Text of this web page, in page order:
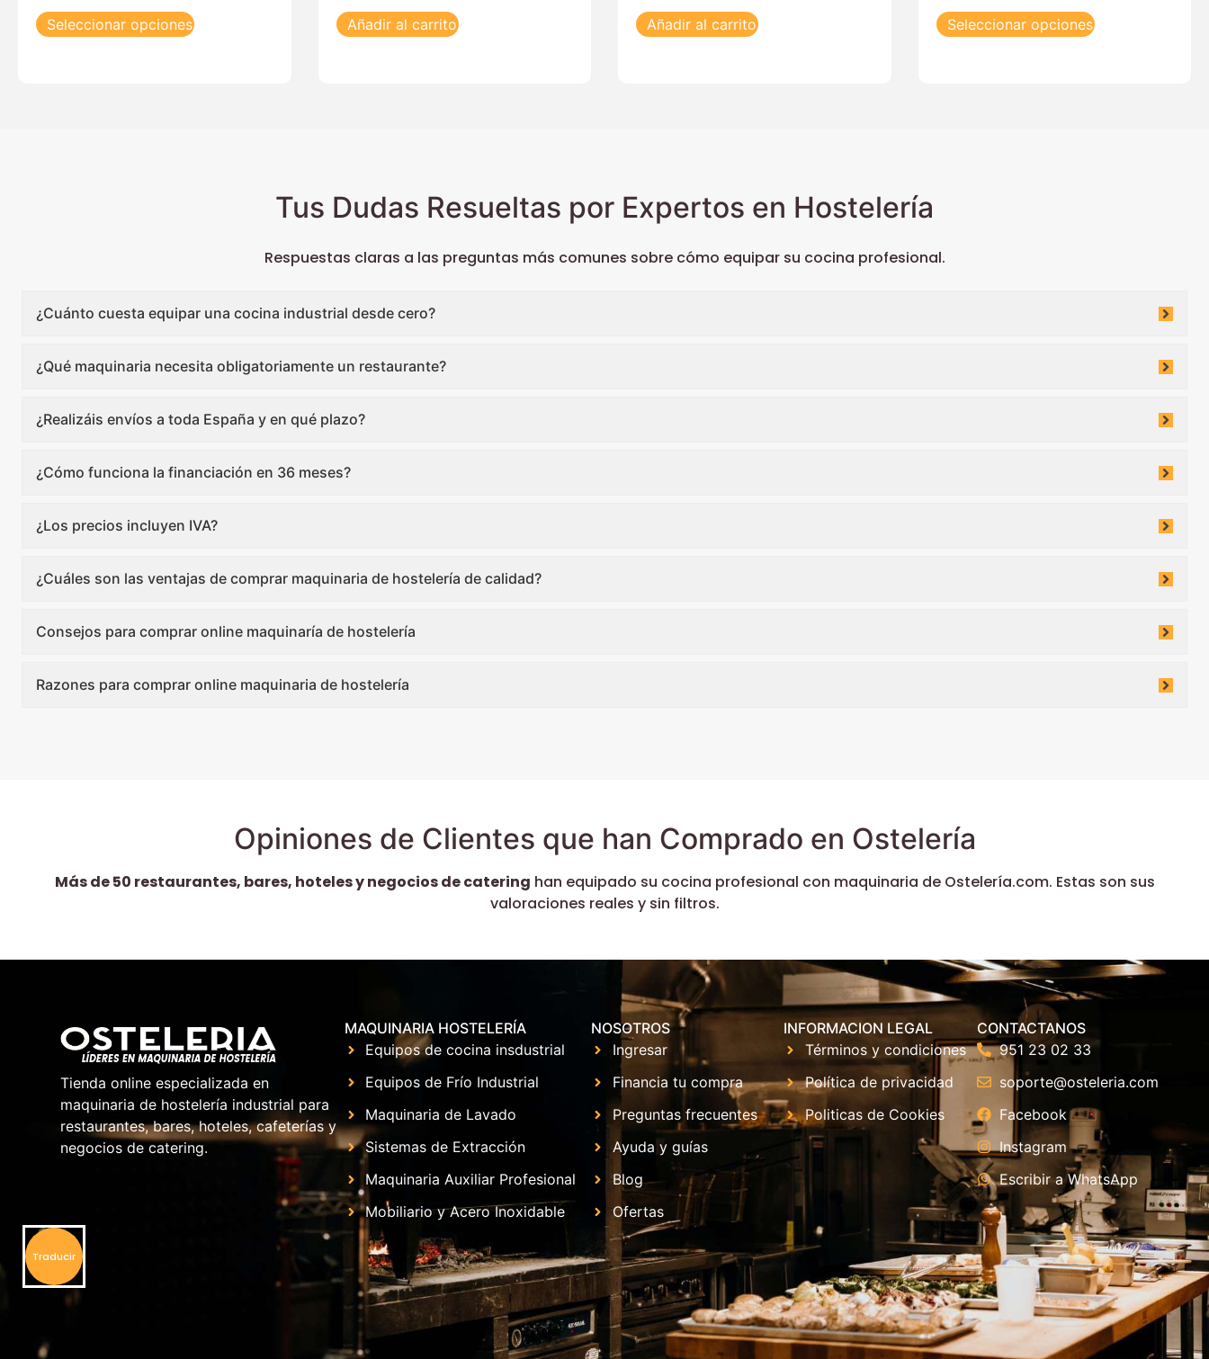
Seleccionar opciones Añadir al carrito Añadir al carrito Seleccionar opciones
Tus Dudas Resueltas por Expertos en Hostelería
Respuestas claras a las preguntas más comunes sobre cómo equipar su cocina profesional.
¿Cuánto cuesta equipar una cocina industrial desde cero?
¿Qué maquinaria necesita obligatoriamente un restaurante?
¿Realizáis envíos a toda España y en qué plazo?
¿Cómo funciona la financiación en 36 meses?
¿Los precios incluyen IVA?
¿Cuáles son las ventajas de comprar maquinaria de hostelería de calidad?
Consejos para comprar online maquinaría de hostelería
Razones para comprar online maquinaria de hostelería
Opiniones de Clientes que han Comprado en Ostelería
Más de 50 restaurantes, bares, hoteles y negocios de catering han equipado su cocina profesional con maquinaria de Ostelería.com. Estas son sus
valoraciones reales y sin filtros.
Tienda online especializada en
maquinaria de hostelería industrial para
restaurantes, bares, hoteles, cafeterías y
negocios de catering.
MAQUINARIA HOSTELERÍA
Equipos de cocina insdustrial
Equipos de Frío Industrial
Maquinaria de Lavado
Sistemas de Extracción
Maquinaria Auxiliar Profesional
Mobiliario y Acero Inoxidable
NOSOTROS
Ingresar
Financia tu compra
Preguntas frecuentes
Ayuda y guías
Blog
Ofertas
INFORMACION LEGAL
Términos y condiciones
Política de privacidad
Politicas de Cookies
CONTACTANOS
951 23 02 33
soporte@osteleria.com
Facebook
Instagram
Escribir a WhatsApp
Traducir